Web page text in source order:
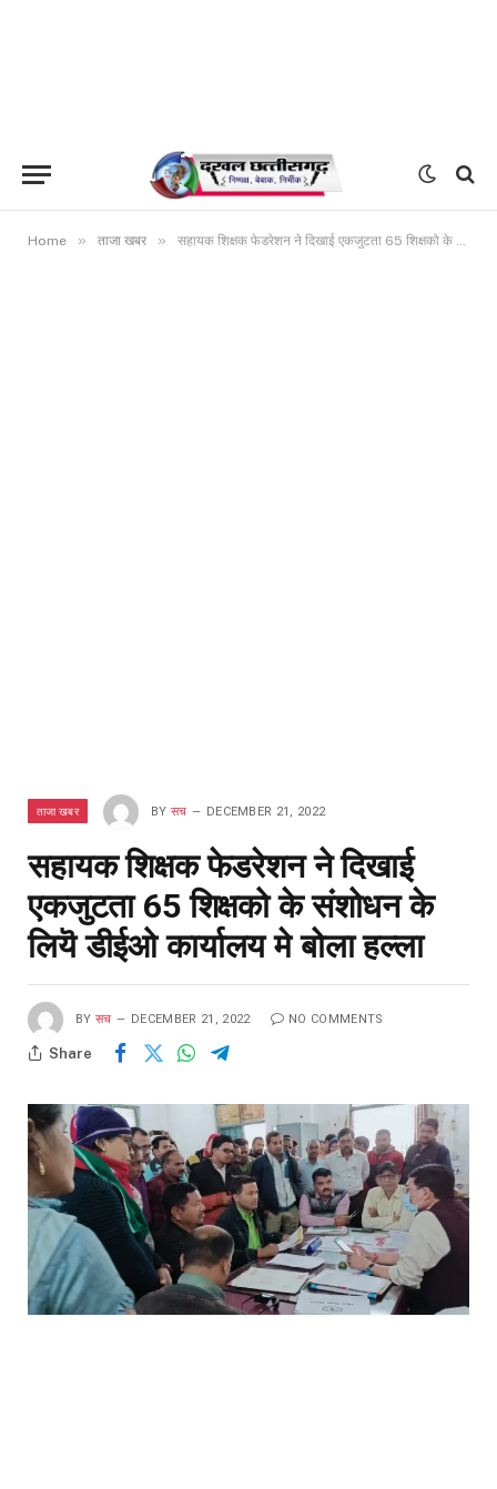
Home » ताजा खबर » सहायक शिक्षक फेडरेशन ने दिखाई एकजुटता 65 शिक्षको के संशोधन के लियॆ डीईओ कार्यालय मे बोला हल्ला
ताजा खबर BY सच DECEMBER 21, 2022
सहायक शिक्षक फेडरेशन ने दिखाई
एकजुटता 65 शिक्षको के संशोधन के
लियॆ डीईओ कार्यालय मे बोला हल्ला
BY सच DECEMBER 21, 2022 NO COMMENTS
Share